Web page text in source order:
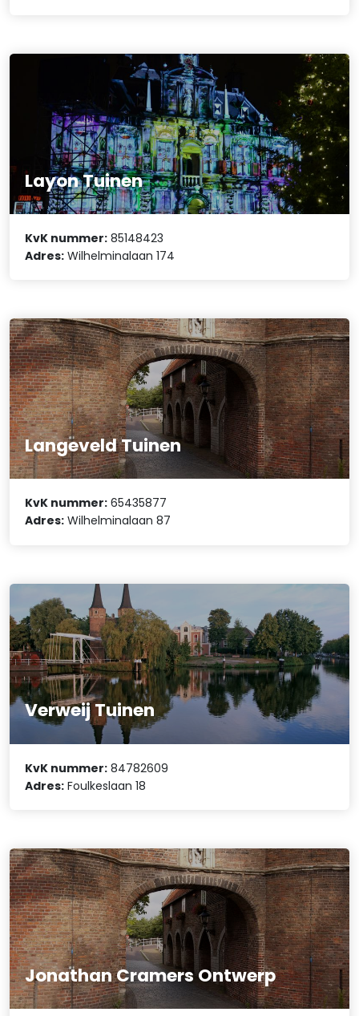
Layon Tuinen
KvK nummer: 85148423
Adres: Wilhelminalaan 174
Langeveld Tuinen
KvK nummer: 65435877
Adres: Wilhelminalaan 87
Verweij Tuinen
KvK nummer: 84782609
Adres: Foulkeslaan 18
Jonathan Cramers Ontwerp